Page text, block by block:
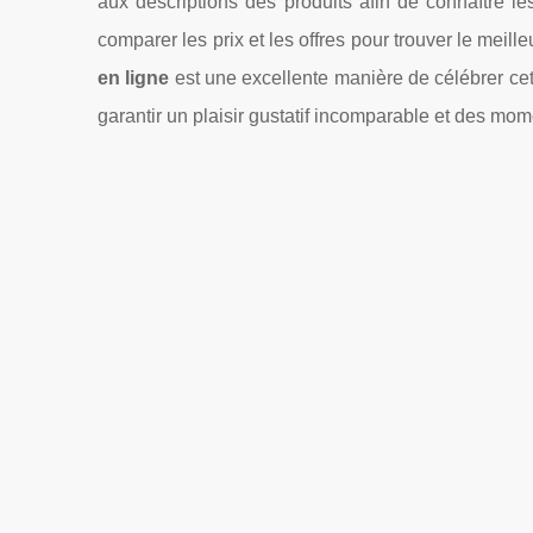
comparer les prix et les offres pour trouver le
en ligne est une excellente manière de célébrer
garantir un plaisir gustatif incomparable et des